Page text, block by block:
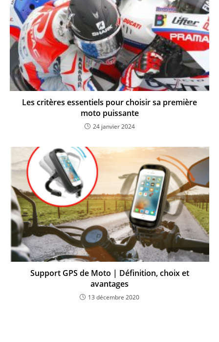
Les critères essentiels pour choisir sa première
moto puissante
24 janvier 2024
Support GPS de Moto | Définition, choix et
avantages
13 décembre 2020